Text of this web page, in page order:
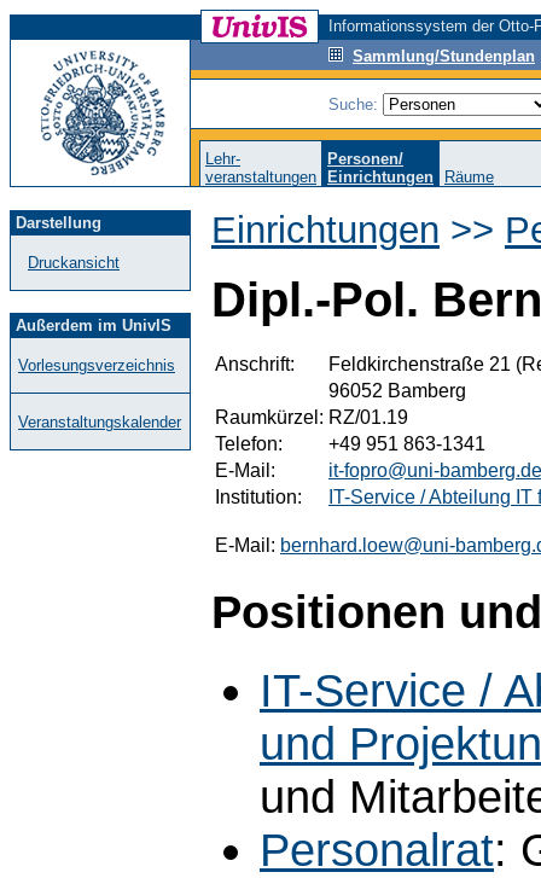
Informationssystem der
Sammlung/Stundenplan
Suche:
Lehr-
veranstaltungen
Personen/
Einrichtungen
Räume
Darstellung
Druckansicht
Außerdem im UnivIS
Vorlesungsverzeichnis
Veranstaltungskalender
Einrichtungen >>
Dipl.-Pol.
Anschrift:
Feldkirchenstraße 21
96052 Bamberg
Raumkürzel: RZ/01.19
Telefon:
+49 951 863-1341
E-Mail:
it-fopro@uni-bamberg.de
Institution:
IT-Service / Abteilung
E-Mail: bernhard.loew@uni-
Positionen
IT-Service /
und
und
Personalrat: